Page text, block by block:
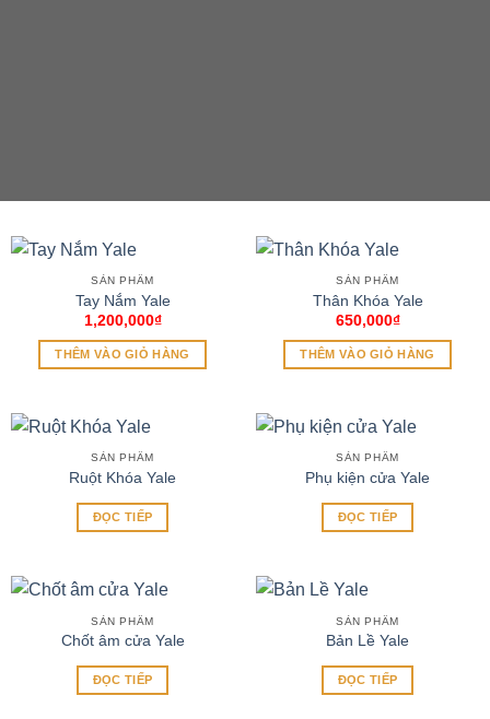
SẢN PHẨM
Tay Nắm Yale
1,200,000₫
THÊM VÀO GIỎ HÀNG
SẢN PHẨM
Thân Khóa Yale
650,000₫
THÊM VÀO GIỎ HÀNG
SẢN PHẨM
Ruột Khóa Yale
ĐỌC TIẾP
SẢN PHẨM
Phụ kiện cửa Yale
ĐỌC TIẾP
SẢN PHẨM
Chốt âm cửa Yale
ĐỌC TIẾP
SẢN PHẨM
Bản Lề Yale
ĐỌC TIẾP